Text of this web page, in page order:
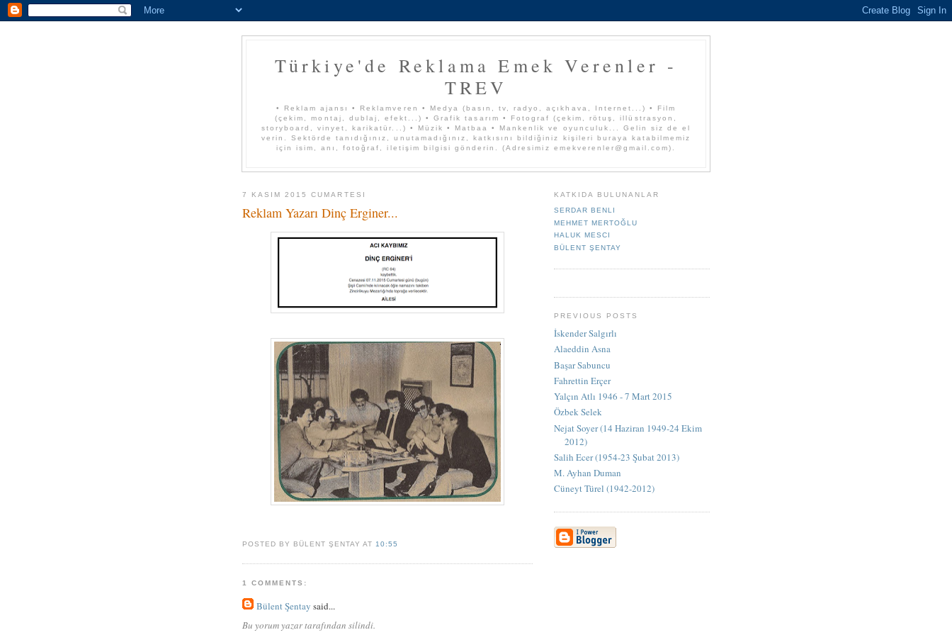
Türkiye'de Reklama Emek Verenler -
TREV
• Reklam ajansı • Reklamveren • Medya (basın, tv, radyo, açıkhava, Internet...) • Film
(çekim, montaj, dublaj, efekt...) • Grafik tasarım • Fotograf (çekim, rötuş, illüstrasyon,
storyboard, vinyet, karikatür...) • Müzik • Matbaa • Mankenlik ve oyunculuk... Gelin siz de el
verin. Sektörde tanıdığınız, unutamadığınız, katkısını bildiğiniz kişileri buraya katabilmemiz
için isim, anı, fotoğraf, iletişim bilgisi gönderin. (Adresimiz emekverenler@gmail.com).
7 KASIM 2015 CUMARTESI
Reklam Yazarı Dinç Erginer...
POSTED BY BÜLENT ŞENTAY AT10:55
1 COMMENTS:
Bülent Şentay said...
Bu yorum yazar tarafından silindi.
KATKIDA BULUNANLAR
SERDAR BENLI
MEHMET MERTOĞLU
HALUK MESCI
BÜLENT ŞENTAY
PREVIOUS POSTS
İskender Salgırlı
Alaeddin Asna
Başar Sabuncu
Fahrettin Erçer
Yalçın Atlı 1946 - 7 Mart 2015
Özbek Selek
Nejat Soyer (14 Haziran 1949-24 Ekim
2012)
Salih Ecer (1954-23 Şubat 2013)
M. Ayhan Duman
Cüneyt Türel (1942-2012)